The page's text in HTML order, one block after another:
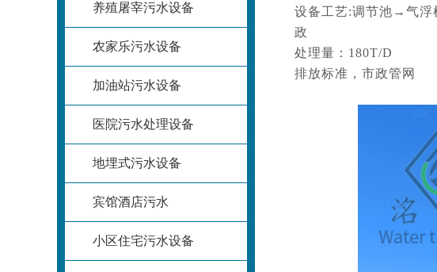
养殖屠宰污水设备
农家乐污水设备
加油站污水设备
医院污水处理设备
地埋式污水设备
宾馆酒店污水
小区住宅污水设备
设备工艺:调节池→气
政
处理量：180T/D
排放标准，市政管网